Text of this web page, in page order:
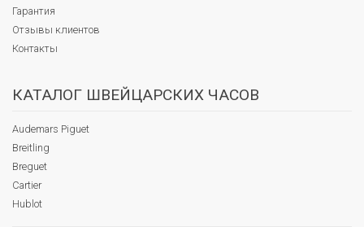
Гарантия
Отзывы клиентов
Контакты
КАТАЛОГ ШВЕЙЦАРСКИХ ЧАСОВ
Audemars Piguet
Breitling
Breguet
Cartier
Hublot